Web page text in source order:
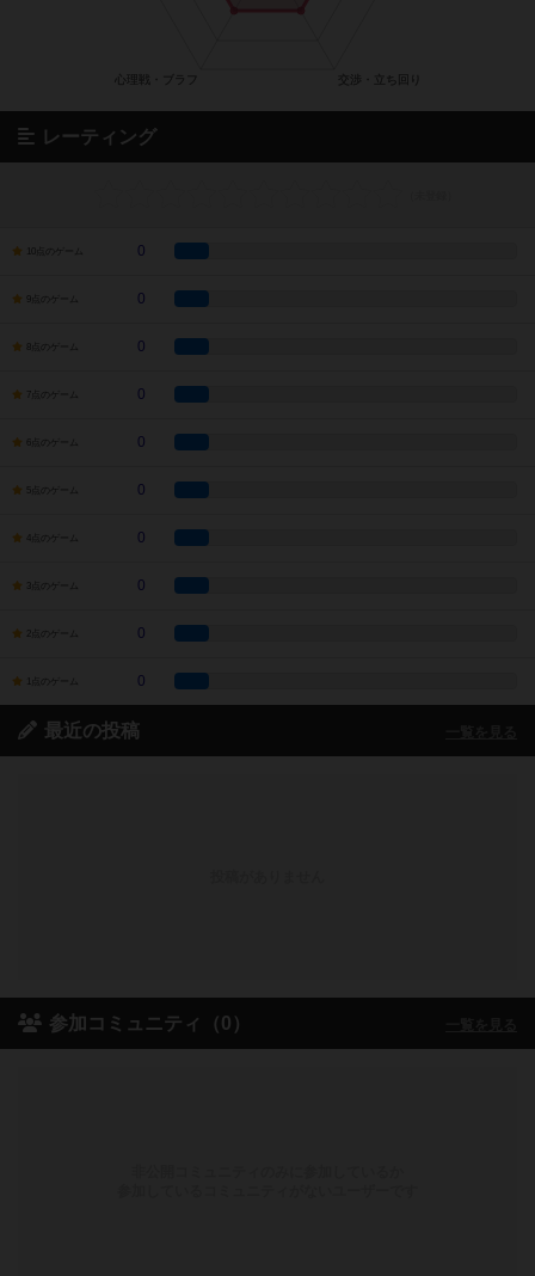
レーティング
10点のゲーム 0
9点のゲーム 0
8点のゲーム 0
7点のゲーム 0
6点のゲーム 0
5点のゲーム 0
4点のゲーム 0
3点のゲーム 0
2点のゲーム 0
1点のゲーム 0
最近の投稿
参加コミュニティ（0）